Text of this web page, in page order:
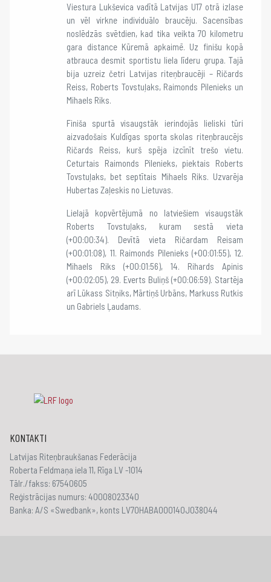
Viestura Lukševica vadītā Latvijas U17 otrā izlase
un vēl virkne individuālo braucēju. Sacensības
noslēdzās svētdien, kad tika veikta 70 kilometru
gara distance Kūremā apkaimē. Uz finišu kopā
atbrauca desmit sportistu liela līderu grupa. Tajā
bija uzreiz četri Latvijas riteņbraucēji – Ričards
Reiss, Roberts Tovstuļaks, Raimonds Pilenieks un
Mihaels Riks.
Finiša spurtā visaugstāk ierindojās lieliski tūri
aizvadošais Kuldīgas sporta skolas riteņbraucējs
Ričards Reiss, kurš spēja izcīnīt trešo vietu.
Ceturtais Raimonds Pilenieks, piektais Roberts
Tovstuļaks, bet septītais Mihaels Riks. Uzvarēja
Hubertas Zaļeskis no Lietuvas.
Lielajā kopvērtējumā no latviešiem visaugstāk
Roberts Tovstuļaks, kuram sestā vieta
(+00:00:34). Devītā vieta Ričardam Reisam
(+00:01:08), 11. Raimonds Pilenieks (+00:01:55), 12.
Mihaels Riks (+00:01:56), 14. Rihards Apinis
(+00:02:05), 29. Everts Buliņš (+00:06:59). Startēja
arī Lūkass Sitņiks, Mārtiņš Urbāns, Markuss Rutkis
un Gabriels Ļaudams.
KONTAKTI
Latvijas Riteņbraukšanas Federācija
Roberta Feldmaņa iela 11, Rīga LV -1014
Tālr./fakss: 67540605
Reģistrācijas numurs: 40008023340
Banka: A/S «Swedbank», konts LV70HABA000140J038044